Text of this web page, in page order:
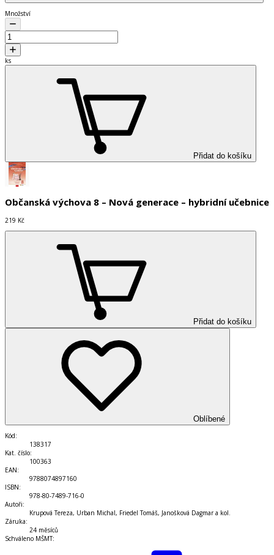
Množství
ks
Přidat do košíku
Občanská výchova 8 – Nová generace – hybridní učebnice
219 Kč
Přidat do košíku
Oblíbené
Kód:
138317
Kat. číslo:
100363
EAN:
9788074897160
ISBN:
978-80-7489-716-0
Autoři:
Krupová Tereza, Urban Michal, Friedel Tomáš, Janošková Dagmar a kol.
Záruka:
24 měsíců
Schváleno MŠMT: